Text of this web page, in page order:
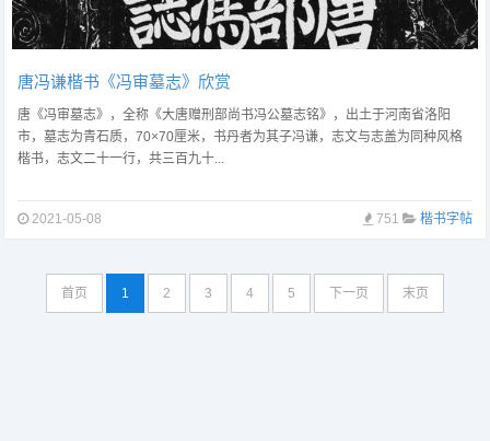
唐冯谦楷书《冯审墓志》欣赏
唐《冯审墓志》，全称《大唐赠刑部尚书冯公墓志铭》，出土于河南省洛阳
市，墓志为青石质，70×70厘米，书丹者为其子冯谦，志文与志盖为同种风格
楷书，志文二十一行，共三百九十...
2021-05-08 751 楷书字帖
首页 1 2 3 4 5 下一页 末页